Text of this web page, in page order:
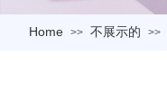
Home >> 不展示的 >>